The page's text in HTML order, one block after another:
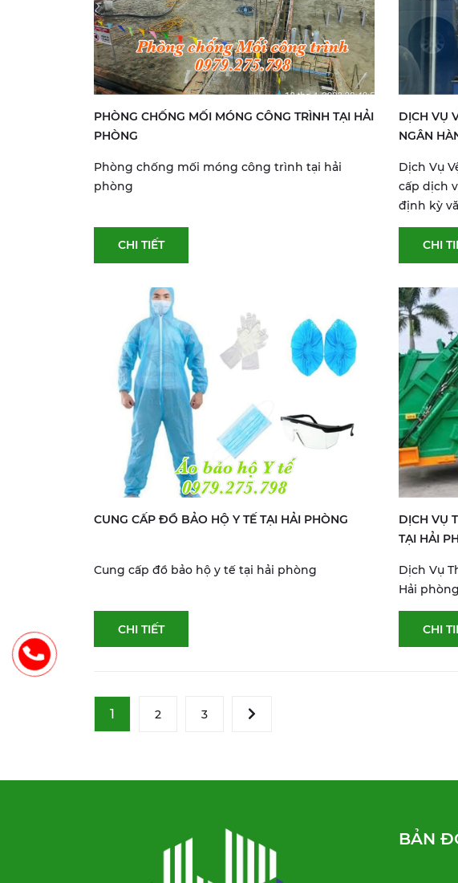
PHÒNG CHỐNG MỐI MÓNG CÔNG TRÌNH TẠI HẢI
PHÒNG
Phòng chống mối móng công trình tại hải
phòng
CHI TIẾT
DỊCH VỤ
NGÂN
Dịch Vụ
cấp dịch
định kỳ
CHI
CUNG CẤP ĐỒ BẢO HỘ Y TẾ TẠI HẢI PHÒNG
Cung cấp đồ bảo hộ y tế tại hải phòng
CHI TIẾT
DỊCH VỤ
TẠI HẢI
Dịch Vụ
Hải phòng
CHI
1 2 3
BẢN